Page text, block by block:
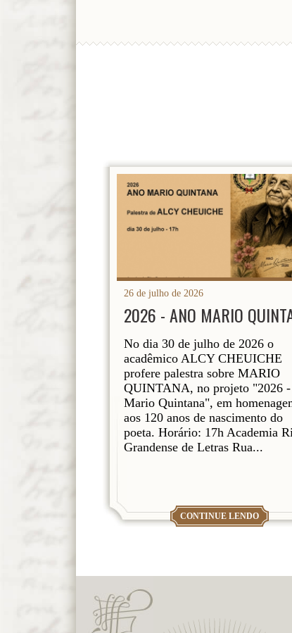
26 de julho de 2026
2026 - ANO MARIO
No dia 30 de julho de 2026 o
acadêmico ALCY CHEUICHE
profere palestra sobre MARIO
QUINTANA, no projeto "2026
Mario Quintana", em
aos 120 anos de nascimento do
poeta. Horário: 17h Academia
Grandense de Letras Rua...
CONTINUE LENDO